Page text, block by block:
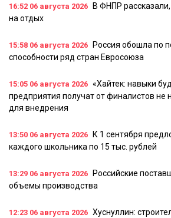
16:52 06 августа 2026
В ФНПР
на отдых
15:58 06 августа 2026
Россия обошла по
способности ряд стран Евросоюза
15:05 06 августа 2026 «Хайтек: навыки
предприятия получат от финалистов не
для внедрения
13:50 06 августа 2026
К 1 сентября
каждого школьника по 15 тыс. рублей
13:29 06 августа 2026
Российские
объемы производства
12:23 06 августа 2026 Хуснуллин: